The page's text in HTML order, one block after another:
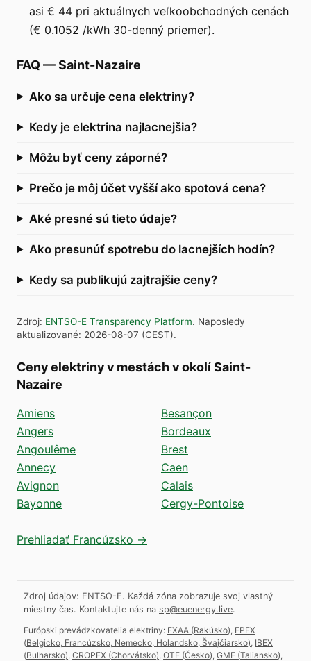
asi € 44 pri aktuálnych veľkoobchodných cenách
(€ 0.1052 /kWh 30-denný priemer).
FAQ —Saint-Nazaire
Ako sa určuje cena elektriny?
Kedy je elektrina najlacnejšia?
Môžu byť ceny záporné?
Prečo je môj účet vyšší ako spotová cena?
Aké presné sú tieto údaje?
Ako presunúť spotrebu do lacnejších hodín?
Kedy sa publikujú zajtrajšie ceny?
Zdroj: ENTSO-E Transparency Platform. Naposledy
aktualizované: 2026-08-07 (CEST).
Ceny elektriny v mestách v okolí Saint-
Nazaire
Amiens
Angers
Angoulême
Annecy
Avignon
Bayonne
Besançon
Bordeaux
Brest
Caen
Calais
Cergy-Pontoise
Prehliadať Francúzsko →
Zdroj údajov: ENTSO-E. Každá zóna zobrazuje svoj vlastný
miestny čas. Kontaktujte nás na sp@euenergy.live.
Európski prevádzkovatelia elektriny: EXAA (Rakúsko) EPEX
(Belgicko, Francúzsko, Nemecko, Holandsko, Švajčiarsko) IBEX
(Bulharsko) CROPEX (Chorvátsko) OTE (Česko) GME (Taliansko)